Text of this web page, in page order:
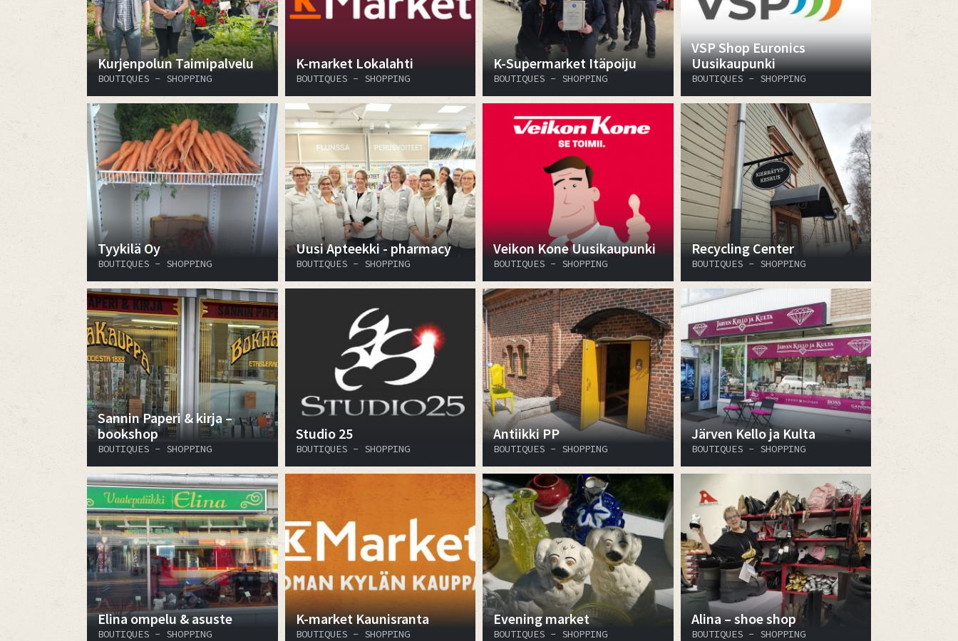
Kurjenpolun Taimipalvelu
BOUTIQUES - SHOPPING
K-market Lokalahti
BOUTIQUES - SHOPPING
K-Supermarket Itäpoiju
BOUTIQUES - SHOPPING
VSP Shop Euronics
Uusikaupunki
BOUTIQUES - SHOPPING
Tyykilä Oy
BOUTIQUES - SHOPPING
Uusi Apteekki - pharmacy
BOUTIQUES - SHOPPING
Veikon Kone Uusikaupunki
BOUTIQUES - SHOPPING
Recycling Center
BOUTIQUES - SHOPPING
Sannin Paperi & kirja –
bookshop
BOUTIQUES - SHOPPING
Studio 25
BOUTIQUES - SHOPPING
Antiikki PP
BOUTIQUES - SHOPPING
Järven Kello ja Kulta
BOUTIQUES - SHOPPING
Elina ompelu & asuste
BOUTIQUES - SHOPPING
K-market Kaunisranta
BOUTIQUES - SHOPPING
Evening market
BOUTIQUES - SHOPPING
Alina – shoe shop
BOUTIQUES - SHOPPING